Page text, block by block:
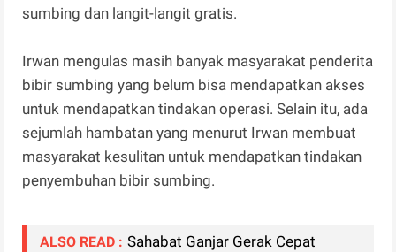
sumbing dan langit-langit gratis.
Irwan mengulas masih banyak masyarakat penderita
bibir sumbing yang belum bisa mendapatkan akses
untuk mendapatkan tindakan operasi. Selain itu, ada
sejumlah hambatan yang menurut Irwan membuat
masyarakat kesulitan untuk mendapatkan tindakan
penyembuhan bibir sumbing.
ALSO READ : Sahabat Ganjar Gerak Cepat